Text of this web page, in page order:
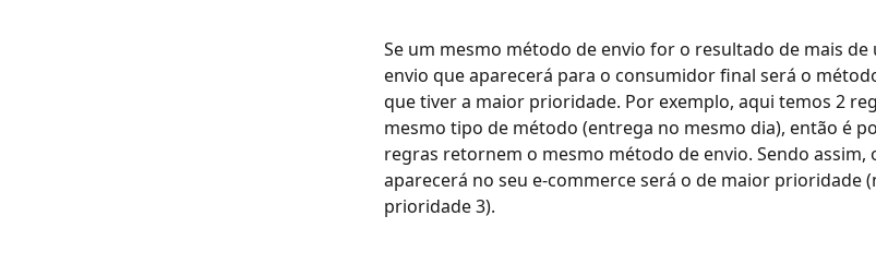
Se um mesmo método de envio for o resultado de mais
envio que aparecerá para o consumidor final será o
que tiver a maior prioridade. Por exemplo, aqui temos 2
mesmo tipo de método (entrega no mesmo dia), então é
regras retornem o mesmo método de envio. Sendo assim,
aparecerá no seu e-commerce será o de maior prioridade
prioridade 3).